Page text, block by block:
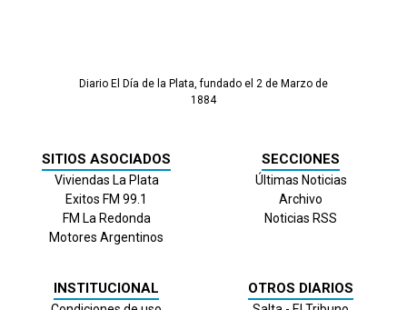
Diario El Día de la Plata, fundado el 2 de Marzo de
1884
SITIOS ASOCIADOS
Viviendas La Plata
Exitos FM 99.1
FM La Redonda
Motores Argentinos
SECCIONES
Últimas Noticias
Archivo
Noticias RSS
INSTITUCIONAL OTROS DIARIOS